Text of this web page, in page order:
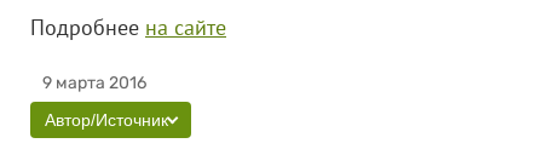
Подробнее на сайте
9 марта 2016
Автор/Источник